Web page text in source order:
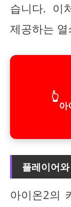
습니다. 이
제공하는
👆
아
플레이어
아이온2의